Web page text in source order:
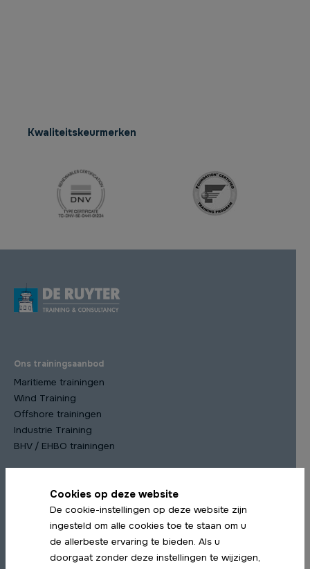
Kwaliteitskeurmerken
Ons trainingsaanbod
Maritieme trainingen
Wind Training
Offshore trainingen
Industrie Training
BHV / EHBO trainingen
Meest gekozen trainingen
STCW Scheepsmanagement cursus
STCW Medische Training
STCW Profiency in Survival Craft Herhaling
Cookies op deze website
De cookie-instellingen op deze website zijn
ingesteld om alle cookies toe te staan om u
de allerbeste ervaring te bieden. Als u
doorgaat zonder deze instellingen te wijzigen,